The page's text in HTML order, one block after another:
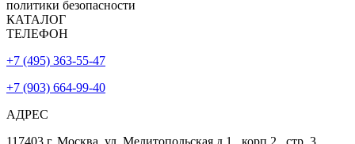
политики безопасности
КАТАЛОГ
ТЕЛЕФОН
+7 (495) 363-55-47
+7 (903) 664-99-40
АДРЕС